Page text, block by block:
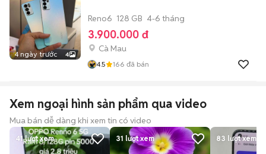
4 ngày trước 4
Reno6 128 GB 4-6 tháng
3.900.000 đ
Cà Mau
4.5 166 đã bán
Xem ngoại hình sản phẩm qua video
Mua bán dễ dàng khi xem tin có video
41lượt xem 31 lượt xem 83 lượt xem